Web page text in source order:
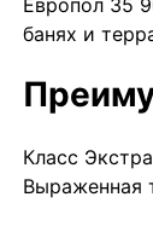
Европол 35
банях и
Класс
Выраженная